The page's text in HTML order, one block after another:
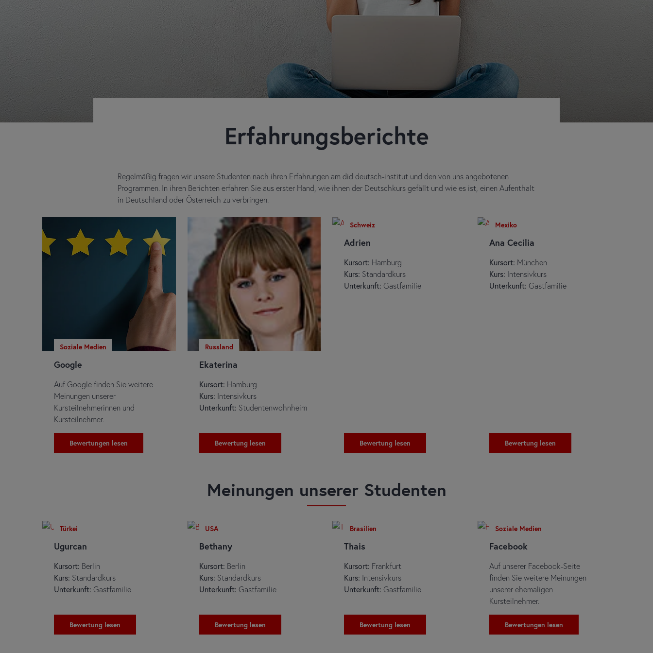
Erfahrungsberichte
Regelmäßig fragen wir unsere Studenten nach ihren Erfahrungen am did deutsch-institut und den von uns angebotenen
Programmen. In ihren Berichten erfahren Sie aus erster Hand, wie ihnen der Deutschkurs gefällt und wie es ist, einen Aufenthalt
in Deutschland oder Österreich zu verbringen.
Soziale Medien
Google
Auf Google finden Sie weitere
Meinungen unserer
Kursteilnehmerinnen und
Kursteilnehmer.
Bewertungen lesen
Russland
Ekaterina
Kursort: Hamburg
Kurs: Intensivkurs
Unterkunft: Studentenwohnheim
Bewertung lesen
Schweiz
Adrien
Kursort: Hamburg
Kurs: Standardkurs
Unterkunft: Gastfamilie
Bewertung lesen
Mexiko
Ana Cecilia
Kursort: München
Kurs: Intensivkurs
Unterkunft: Gastfamilie
Bewertung lesen
Meinungen unserer Studenten
Türkei
Ugurcan
Kursort: Berlin
Kurs: Standardkurs
Unterkunft: Gastfamilie
Bewertung lesen
USA
Bethany
Kursort: Berlin
Kurs: Standardkurs
Unterkunft: Gastfamilie
Bewertung lesen
Brasilien
Thais
Kursort: Frankfurt
Kurs: Intensivkurs
Unterkunft: Gastfamilie
Bewertung lesen
Soziale Medien
Facebook
Auf unserer Facebook-Seite
finden Sie weitere Meinungen
unserer ehemaligen
Kursteilnehmer.
Bewertungen lesen